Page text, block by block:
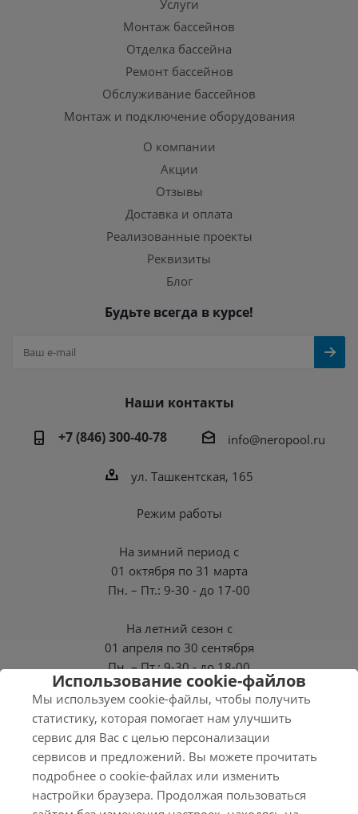
Использование cookie-файлов
Мы используем cookie-файлы, чтобы получить
статистику, которая помогает нам улучшить
сервис для Вас с целью персонализации
сервисов и предложений. Вы можете прочитать
подробнее о cookie-файлах или изменить
настройки браузера. Продолжая пользоваться
Услуги
Монтаж бассейнов
Отделка бассейна
Ремонт бассейнов
Обслуживание бассейнов
Монтаж и подключение оборудования
О компании
Акции
Отзывы
Доставка и оплата
Реализованные проекты
Реквизиты
Блог
Будьте всегда в курсе!
Наши контакты
+7 (846) 300-40-78
info@neropool.ru
ул. Ташкентская, 165
Режим работы
На зимний период с
01 октября по 31 марта
Пн. – Пт.: 9-30 - до 17-00
На летний сезон с
01 апреля по 30 сентября
Пн. – Пт.: 9-30 - до 18-00
СБ, ВС - Выходные
2026 © Нэро
Соглашение на обработку персональных данных